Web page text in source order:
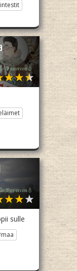
𝔙𝔞𝔭𝔬𝔯𝔢𝔬𝔫💧
𝔙𝔞𝔭𝔬𝔯𝔢𝔬𝔫💧
sulle